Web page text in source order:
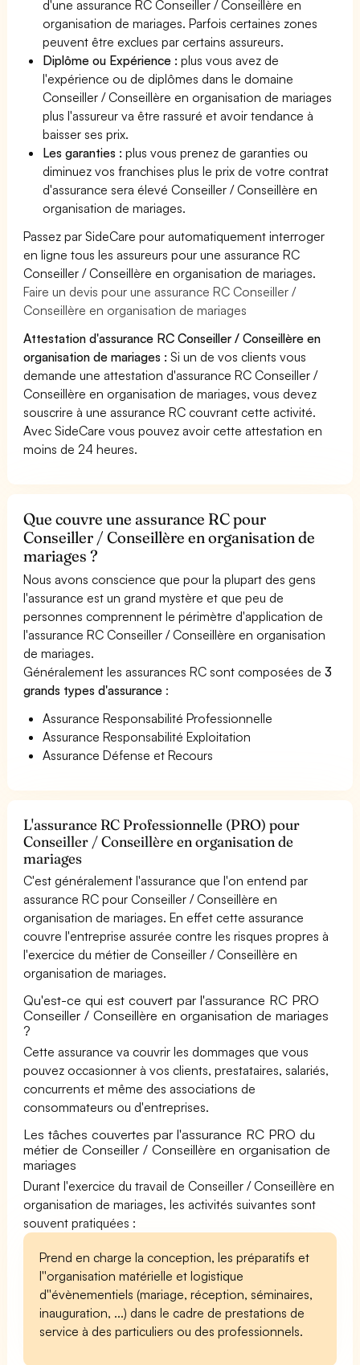
d'une assurance RC Conseiller / Conseillère en
organisation de mariages. Parfois certaines zones
peuvent être exclues par certains assureurs.
Diplôme ou Expérience :plus vous avez de
l'expérience ou de diplômes dans le domaine
Conseiller / Conseillère en organisation de mariages
plus l'assureur va être rassuré et avoir tendance à
baisser ses prix.
Les garanties :plus vous prenez de garanties ou
diminuez vos franchises plus le prix de votre contrat
d'assurance sera élevé Conseiller / Conseillère en
organisation de mariages.
Passez par SideCare pour automatiquement interroger
en ligne tous les assureurs pour une assurance RC
Conseiller / Conseillère en organisation de mariages.
Faire un devis pour une assurance RC Conseiller /
Conseillère en organisation de mariages
Attestation d'assurance RC Conseiller / Conseillère en
organisation de mariages : Si un de vos clients vous
demande une attestation d'assurance RC Conseiller /
Conseillère en organisation de mariages, vous devez
souscrire à une assurance RC couvrant cette activité.
Avec SideCare vous pouvez avoir cette attestation en
moins de 24 heures.
Que couvre une assurance RC pour
Conseiller / Conseillère en organisation de
mariages ?
Nous avons conscience que pour la plupart des gens
l'assurance est un grand mystère et que peu de
personnes comprennent le périmètre d'application de
l'assurance RC Conseiller / Conseillère en organisation
de mariages.
Généralement les assurances RC sont composées de3
grands types d'assurance :
Assurance Responsabilité Professionnelle
Assurance Responsabilité Exploitation
Assurance Défense et Recours
L'assurance RC Professionnelle (PRO) pour
Conseiller / Conseillère en organisation de
mariages
C'est généralement l'assurance que l'on entend par
assurance RC pour Conseiller / Conseillère en
organisation de mariages. En effet cette assurance
couvre l'entreprise assurée contre les risques propres à
l'exercice du métier de Conseiller / Conseillère en
organisation de mariages.
Qu'est-ce qui est couvert par l'assurance RC PRO
Conseiller / Conseillère en organisation de mariages
?
Cette assurance va couvrir les dommages que vous
pouvez occasionner à vos clients, prestataires, salariés,
concurrents et même des associations de
consommateurs ou d'entreprises.
Les tâches couvertes par l'assurance RC PRO du
métier de Conseiller / Conseillère en organisation de
mariages
Durant l'exercice du travail de Conseiller / Conseillère en
organisation de mariages, les activités suivantes sont
souvent pratiquées :
Prend en charge la conception, les préparatifs et
l''organisation matérielle et logistique
d''évènementiels (mariage, réception, séminaires,
inauguration, ...) dans le cadre de prestations de
service à des particuliers ou des professionnels.